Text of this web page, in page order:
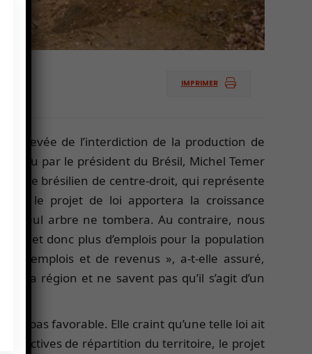
IMPRIMER
levée de l’interdiction de la production de
par le président du Brésil, Michel Temer
brésilien de centre-droit, qui représente
le projet de loi apportera la croissance
seul arbre ne tombera. Au contraire, nous
et donc plus d’emplois pour la population
d’emplois et de revenus », a-t-elle assuré,
la région et ne savent pas qu’il s’agit d’un
est pas favorable. Elle craint qu’une telle loi ait
directives de répartition du territoire, le projet